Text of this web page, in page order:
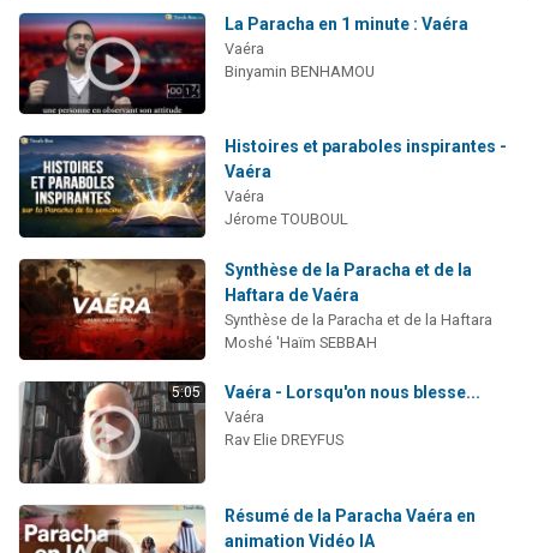
La Paracha en 1 minute : Vaéra
Vaéra
Binyamin BENHAMOU
Histoires et paraboles inspirantes -
Vaéra
Vaéra
Jérome TOUBOUL
Synthèse de la Paracha et de la
Haftara de Vaéra
Synthèse de la Paracha et de la Haftara
Moshé 'Haïm SEBBAH
5:05 Vaéra - Lorsqu'on nous blesse...
Vaéra
Rav Elie DREYFUS
Résumé de la Paracha Vaéra en
animation Vidéo IA